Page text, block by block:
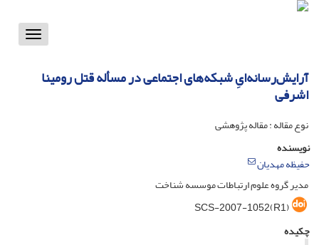
Toggle
آرایش‌رسانه‌ایِ شبکه‌های اجتماعی در مسأله قتل رومینا
اشرفی
نوع مقاله : مقاله پژوهشی
نویسنده
حفیظه مهدیان
مدیر گروه علوم ارتباطات موسسه شناخت
SCS-2007-1052(R1)
چکیده